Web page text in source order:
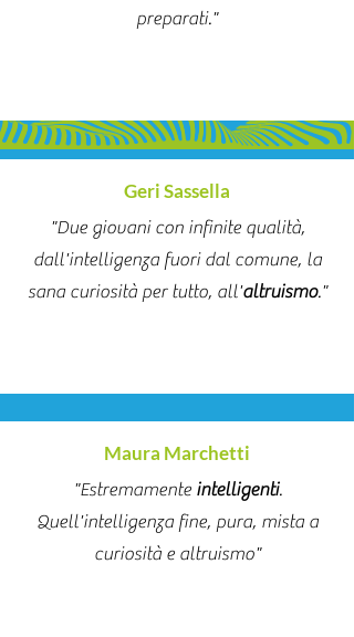
preparati."
Geri Sassella
"Due giovani con infinite qualità,
dall'intelligenza fuori dal comune, la
sana curiosità per tutto, all'altruismo."
Maura Marchetti
"Estremamente intelligenti.
Quell'intelligenza fine, pura, mista a
curiosità e altruismo"